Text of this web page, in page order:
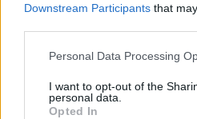
Downstream Participants that
Personal Data Processing
I want to opt-out of the
personal data.
Opted In
Jönköping